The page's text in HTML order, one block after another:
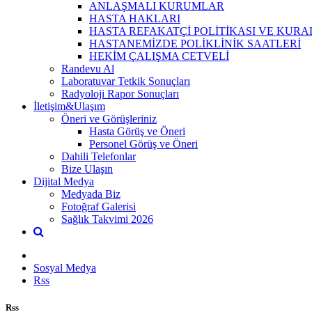
ANLAŞMALI KURUMLAR
HASTA HAKLARI
HASTA REFAKATÇİ POLİTİKASI VE
HASTANEMİZDE POLİKLİNİK SAATLERİ
HEKİM ÇALIŞMA CETVELİ
Randevu Al
Laboratuvar Tetkik Sonuçları
Radyoloji Rapor Sonuçları
İletişim&Ulaşım
Öneri ve Görüşleriniz
Hasta Görüş ve Öneri
Personel Görüş ve Öneri
Dahili Telefonlar
Bize Ulaşın
Dijital Medya
Medyada Biz
Fotoğraf Galerisi
Sağlık Takvimi 2026
Sosyal Medya
Rss
Rss